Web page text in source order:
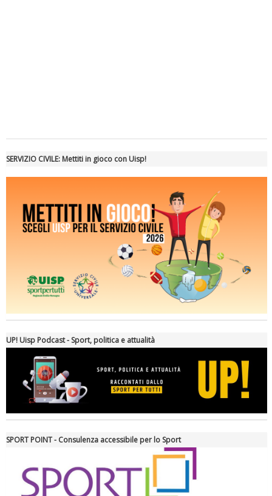
Tiziano Pesce a Radio InBlu2000 traccia il bilancio della stagione
Ddl Lobby, Uisp: “Il Parlamento valorizzi le nostre specificità"
La formazione Uisp rallenta ma prosegue anche in estate
SERVIZIO CIVILE: Mettiti in gioco con Uisp!
UP! Uisp Podcast - Sport, politica e attualità
SPORT POINT - Consulenza accessibile per lo Sport